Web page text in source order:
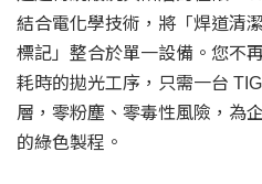
結合電化學技術，將「焊道清
標記」整合於單一設備。您不
耗時的拋光工序，只需一台
層，零粉塵、零毒性風險，為
的綠色製程。